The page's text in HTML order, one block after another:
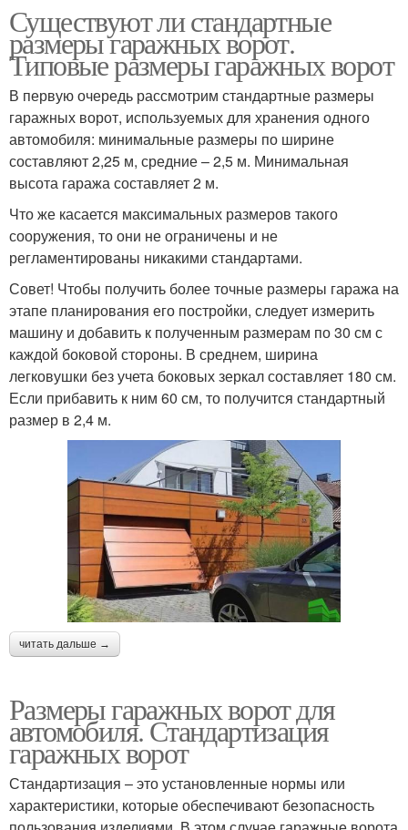
Существуют ли стандартные
размеры гаражных ворот.
Типовые размеры гаражных ворот
В первую очередь рассмотрим стандартные размеры
гаражных ворот, используемых для хранения одного
автомобиля: минимальные размеры по ширине
составляют 2,25 м, средние – 2,5 м. Минимальная
высота гаража составляет 2 м.
Что же касается максимальных размеров такого
сооружения, то они не ограничены и не
регламентированы никакими стандартами.
Совет! Чтобы получить более точные размеры гаража на
этапе планирования его постройки, следует измерить
машину и добавить к полученным размерам по 30 см с
каждой боковой стороны. В среднем, ширина
легковушки без учета боковых зеркал составляет 180 см.
Если прибавить к ним 60 см, то получится стандартный
размер в 2,4 м.
читать дальше →
Размеры гаражных ворот для
автомобиля. Стандартизация
гаражных ворот
Стандартизация – это установленные нормы или
характеристики, которые обеспечивают безопасность